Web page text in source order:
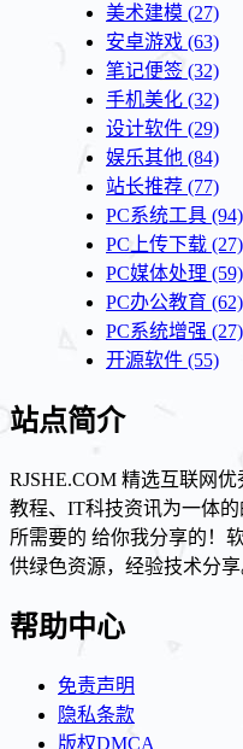
美术建模 (27)
安卓游戏 (63)
笔记便签 (32)
手机美化 (32)
设计软件 (29)
娱乐其他 (84)
站长推荐 (77)
PC系统工具 (94)
PC上传下载 (27)
PC媒体处理 (59)
PC办公教育 (62)
PC系统增强 (27)
开源软件 (55)
站点简介
RJSHE.COM 精选互联网
教程、IT科技资讯为一体
所需要的 给你我分享的！
供绿色资源，经验技术分享
帮助中心
免责声明
隐私条款
版权DMCA